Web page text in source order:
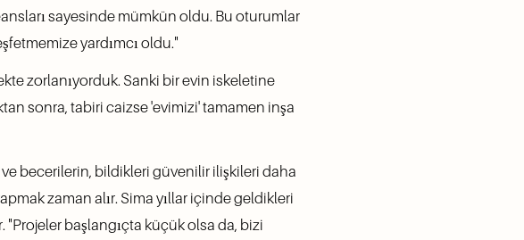
sayesinde mümkün oldu. Bu oturumlar
yardımcı oldu."
zorlanıyorduk. Sanki bir evin iskeletine
sonra, tabiri caizse 'evimizi' tamamen inşa
becerilerin, bildikleri güvenilir ilişkileri daha
zaman alır. Sima yıllar içinde geldikleri
başlangıçta küçük olsa da, bizi